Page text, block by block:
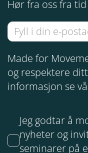
Hør fra oss fra
Made for
og respektere
informasjon se
Jeg godtar å
nyheter og
seminarer på